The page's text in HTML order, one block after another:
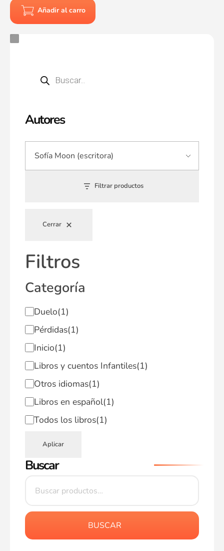
Autores
Filtrar productos
Cerrar
Filtros
Categoría
Duelo(1)
Pérdidas(1)
Inicio(1)
Libros y cuentos Infantiles(1)
Otros idiomas(1)
Libros en español(1)
Todos los libros(1)
Aplicar
Buscar
BUSCAR
Añadir al carro